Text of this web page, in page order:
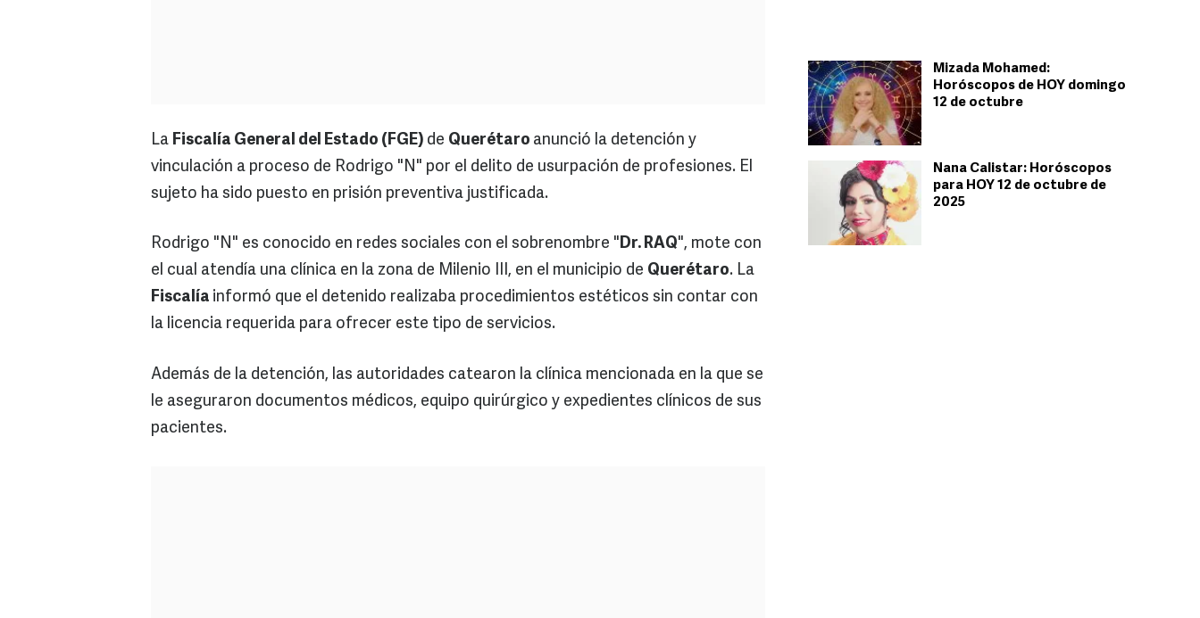
Mizada Mohamed:
Horóscopos de HOY domingo
12 de octubre
Nana Calistar: Horóscopos
para HOY 12 de octubre de
2025
La Fiscalía General del Estado (FGE) de Querétaro anunció la detención y
vinculación a proceso de Rodrigo "N" por el delito de usurpación de profesiones. El
sujeto ha sido puesto en prisión preventiva justificada.
Rodrigo "N" es conocido en redes sociales con el sobrenombre "Dr. RAQ", mote con
el cual atendía una clínica en la zona de Milenio III, en el municipio de Querétaro. La
Fiscalía informó que el detenido realizaba procedimientos estéticos sin contar con
la licencia requerida para ofrecer este tipo de servicios.
Además de la detención, las autoridades catearon la clínica mencionada en la que se
le aseguraron documentos médicos, equipo quirúrgico y expedientes clínicos de sus
pacientes.